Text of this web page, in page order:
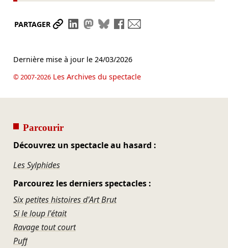
PARTAGER Partager le lien
Partager sur LinkedIn
Partager sur Mastodon
Partager sur Bluesky
Partager sur Facebook
Dernière mise à jour le 24/03/2026
© 2007-2026Les Archives du spectacle
Parcourir
Découvrez un spectacle au hasard :
Les Sylphides
Parcourez les derniers spectacles :
Six petites histoires d'Art Brut
Si le loup l'était
Ravage tout court
Puff